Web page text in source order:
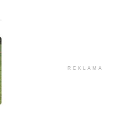
REKLAMA